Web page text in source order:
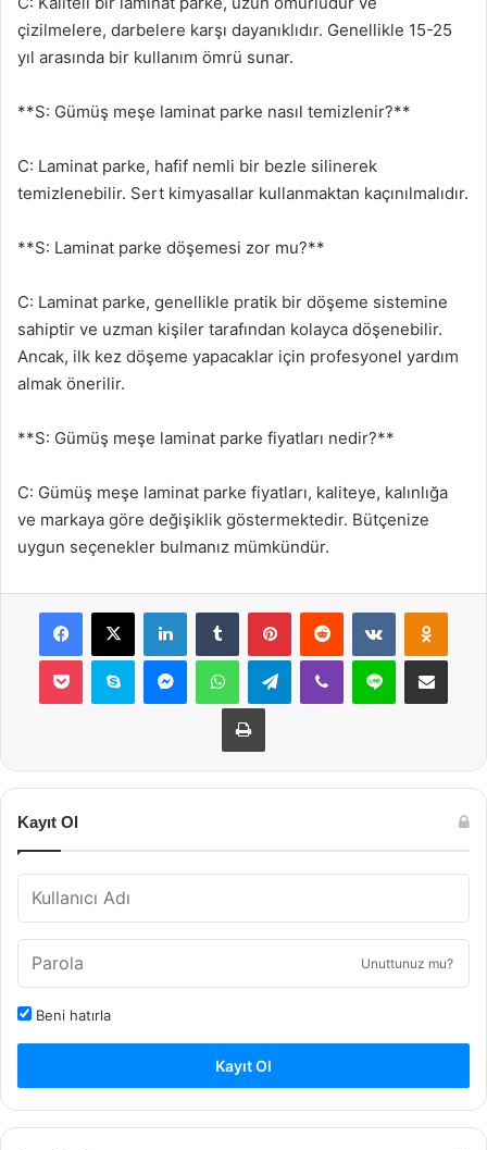
çizilmelere, darbelere karşı dayanıklıdır. Genellikle 15-25
yıl arasında bir kullanım ömrü sunar.
**S: Gümüş meşe laminat parke nasıl temizlenir?**
C: Laminat parke, hafif nemli bir bezle silinerek
temizlenebilir. Sert kimyasallar kullanmaktan kaçınılmalıdır.
**S: Laminat parke döşemesi zor mu?**
C: Laminat parke, genellikle pratik bir döşeme sistemine
sahiptir ve uzman kişiler tarafından kolayca döşenebilir.
Ancak, ilk kez döşeme yapacaklar için profesyonel yardım
almak önerilir.
**S: Gümüş meşe laminat parke fiyatları nedir?**
C: Gümüş meşe laminat parke fiyatları, kaliteye, kalınlığa
ve markaya göre değişiklik göstermektedir. Bütçenize
uygun seçenekler bulmanız mümkündür.
Facebook
X LinkedInTumblr PinterestReddit VKontakte
Pocket Skype MessengerWhatsAppTelegramViber Line E-Posta ile
Yazdır
Kayıt Ol
Unuttunuz mu?
Beni hatırla
Kayıt Ol